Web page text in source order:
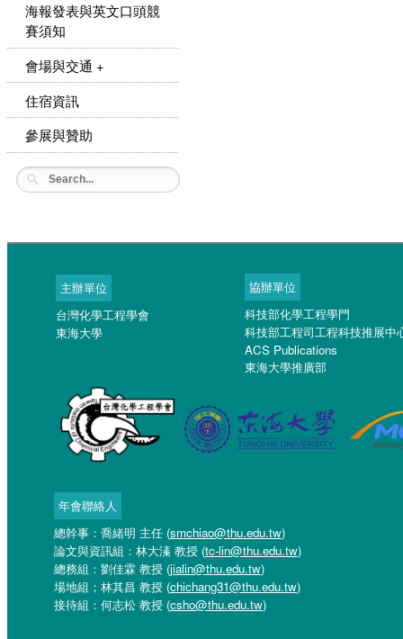
海報發表與英文口頭競
賽須知
會場與交通 +
住宿資訊
參展與贊助
主辦單位
台灣化學工程學會
東海大學
協辦單位
科技部化學工程學門
科技部工程司工程科技推展中
ACS Publications
東海大學推廣部
年會聯絡人
總幹事：喬緒明 主任 (smchiao@thu.edu.tw)
論文與資訊組：林大溱 教授 (tc-lin@thu.edu.tw)
總務組：劉佳霖 教授 (jialin@thu.edu.tw)
場地組；林其昌 教授 (chichang31@thu.edu.tw)
接待組：何志松 教授 (csho@thu.edu.tw)